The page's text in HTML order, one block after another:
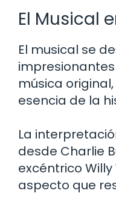
El Musical
El musical se
música
esencia de la
La
desde Charlie
excéntrico
aspecto que